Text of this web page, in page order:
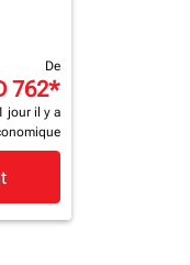
De
762*
jour il y a